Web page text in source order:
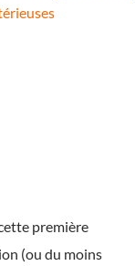
première
(ou du moins